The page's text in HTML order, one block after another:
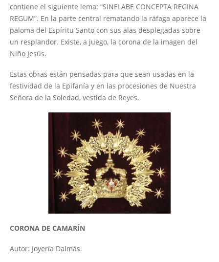
contiene el siguiente lema: “SINELABE CONCEPTA REGINA
REGUM”. En la parte central rematando la ráfaga aparece la
paloma del Espíritu Santo con sus alas desplegadas sobre
un resplandor. Existe, a juego, la corona de la imagen del
Niño Jesús.
Estas obras están pensadas para que sean usadas en la
festividad de la Epifanía y en las procesiones de Nuestra
Señora de la Soledad, vestida de Reyes.
CORONA DE CAMARÍN
Autor: Joyería Dalmás.